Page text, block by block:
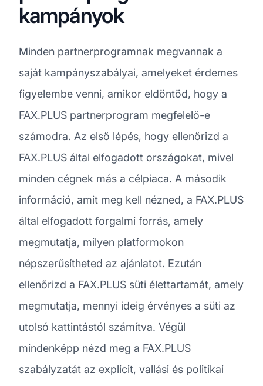
kampányok
Minden partnerprogramnak megvannak a
saját kampányszabályai, amelyeket érdemes
figyelembe venni, amikor eldöntöd, hogy a
FAX.PLUS partnerprogram megfelelő-e
számodra. Az első lépés, hogy ellenőrizd a
FAX.PLUS által elfogadott országokat, mivel
minden cégnek más a célpiaca. A második
információ, amit meg kell nézned, a FAX.PLUS
által elfogadott forgalmi forrás, amely
megmutatja, milyen platformokon
népszerűsítheted az ajánlatot. Ezután
ellenőrizd a FAX.PLUS süti élettartamát, amely
megmutatja, mennyi ideig érvényes a süti az
utolsó kattintástól számítva. Végül
mindenképp nézd meg a FAX.PLUS
szabályzatát az explicit, vallási és politikai